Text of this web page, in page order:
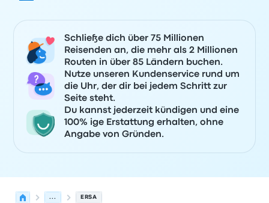
Schließe dich über 75 Millionen
Reisenden an, die mehr als 2 Millionen
Routen in über 85 Ländern buchen.
Nutze unseren Kundenservice rund um
die Uhr, der dir bei jedem Schritt zur
Seite steht.
Du kannst jederzeit kündigen und eine
100% ige Erstattung erhalten, ohne
Angabe von Gründen.
... ERSA